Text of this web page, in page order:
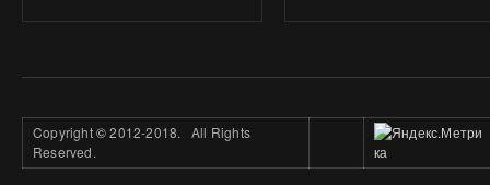
Copyright©2012-2018. All Rights
Reserved.